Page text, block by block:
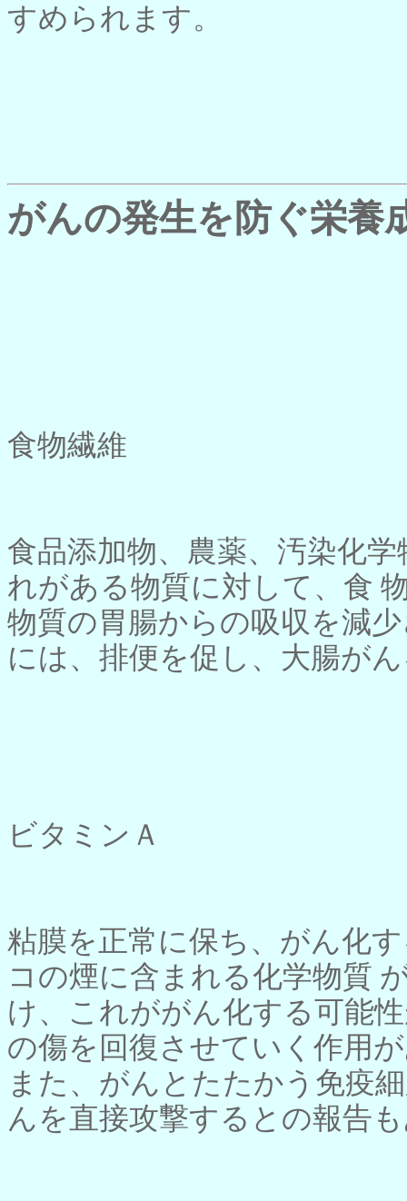
すめられます。
がんの発生を防ぐ栄養
食物繊維
食品添加物、農薬、汚染化
れがある物質に対して、食
物質の胃腸からの吸収を減
には、排便を促し、大腸が
ビタミンＡ
粘膜を正常に保ち、がん化
コの煙に含まれる化学物質
け、これががん化する可能
の傷を回復させていく作用
また、がんとたたかう免疫
んを直接攻撃するとの報告